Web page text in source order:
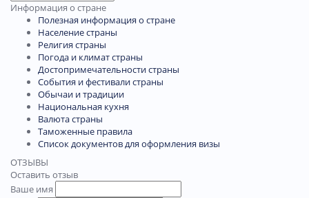
Информация о стране
Полезная информация о стране
Население страны
Религия страны
Погода и климат страны
Достопримечательности страны
События и фестивали страны
Обычаи и традиции
Национальная кухня
Валюта страны
Таможенные правила
Список документов для оформления визы
ОТЗЫВЫ
Оставить отзыв
Ваше имя